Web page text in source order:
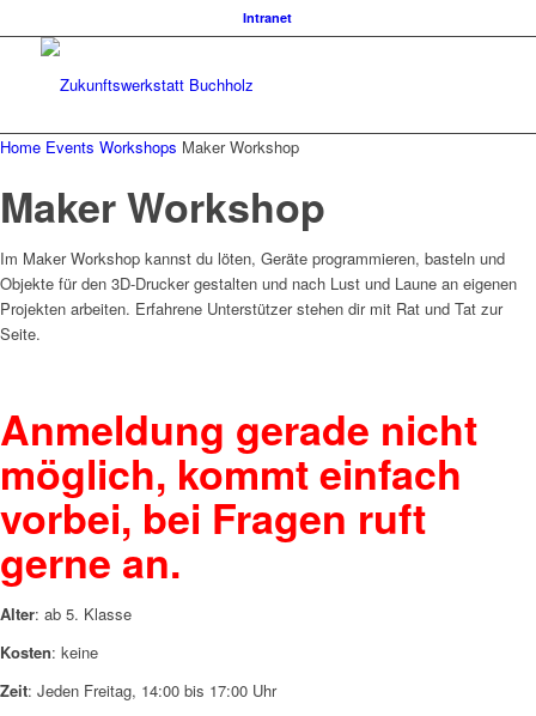
Intranet
Home Events Workshops Maker Workshop
Maker Workshop
Im Maker Workshop kannst du löten, Geräte programmieren, basteln und
Objekte für den 3D-Drucker gestalten und nach Lust und Laune an eigenen
Projekten arbeiten. Erfahrene Unterstützer stehen dir mit Rat und Tat zur
Seite.
Anmeldung gerade nicht
möglich, kommt einfach
vorbei, bei Fragen ruft
gerne an.
Alter: ab 5. Klasse
Kosten: keine
Zeit: Jeden Freitag, 14:00 bis 17:00 Uhr